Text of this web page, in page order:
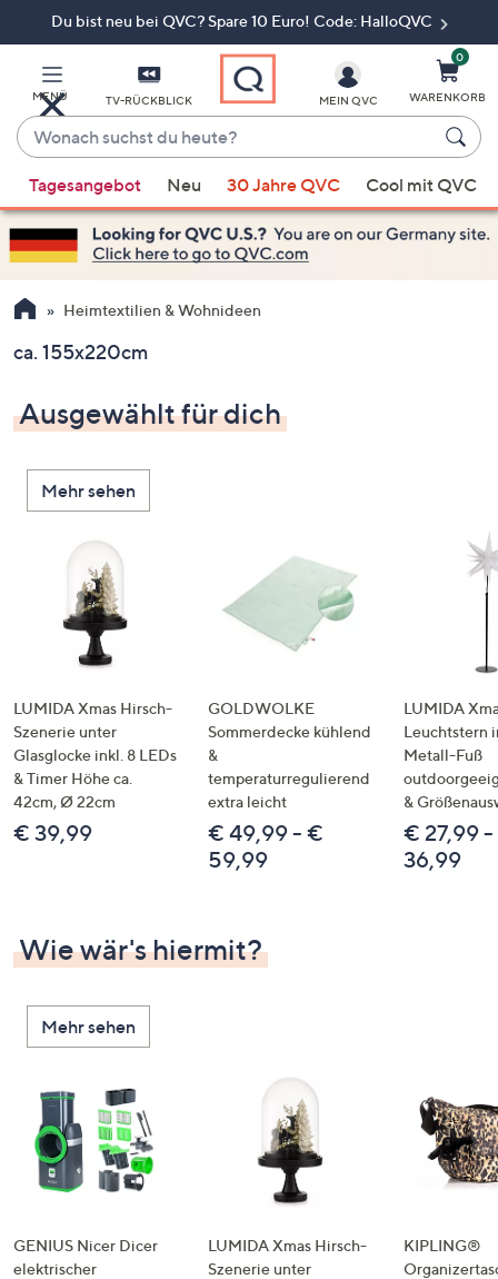
Du bist neu bei QVC? Spare 10 Euro! Code: HalloQVC
MENÜ TV-RÜCKBLICK
Wonach
suchst
du
heute?
Vorschläge
verfügbar
sind,
verwenden
Sie
Pfeiltasten
oben
und
nach
unten
oder
wischen
Touch-
Geräten
links
bzw.
rechts,
um
diese
anzuzeigen.
MEIN QVC
0
WARENKORB
Tagesangebot Neu 30 Jahre QVC Cool mit QVC
Heimtextilien & Wohnideen
ca. 155x220cm
Ausgewählt für dich
Mehr sehen
LUMIDA Xmas Hirsch-
Szenerie unter
Glasglocke inkl. 8 LEDs
& Timer Höhe ca.
42cm, Ø 22cm
€ 39,99
GOLDWOLKE
Sommerdecke kühlend
&
temperaturregulierend
extra leicht
€ 49,99 - €
59,99
LUMIDA
Leuchtstern
Metall-Fuß
&
€ 27,99
36,99
Wie wär's hiermit?
Mehr sehen
GENIUS Nicer Dicer
elektrischer
LUMIDA Xmas Hirsch-
Szenerie unter
KIPLING®